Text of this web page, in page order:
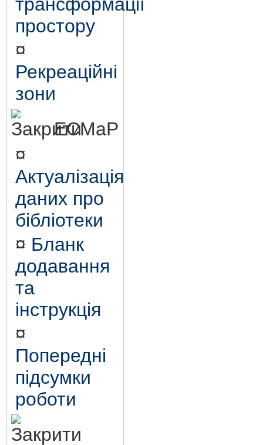
простору
¤
Рекреаційні
зони
ЕСМаР
¤
Актуалізація
даних про
бібліотеки
¤ Бланк
додавання
та
інструкція
¤
Попередні
підсумки
роботи